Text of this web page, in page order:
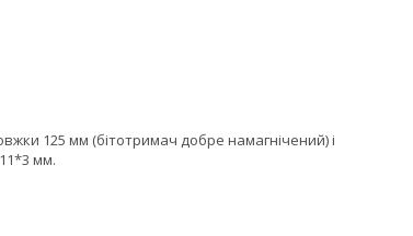
125 мм (бітотримач добре намагнічений) і
мм.